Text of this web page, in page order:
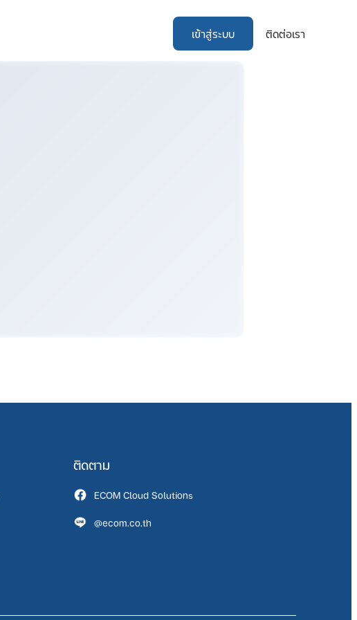
เข้าสู่ระบบ ติดต่อเรา
ติดตาม
ECOM Cloud Solutions
@ecom.co.th